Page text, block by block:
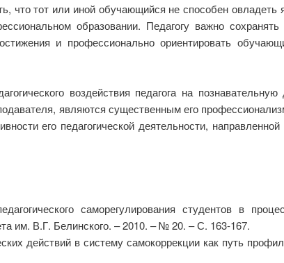
что тот или иной обучающийся не способен
образовании. Педагогу важно
и профессионально ориентировать
воздействия педагога на
являются существенным его
его педагогической деятельности,
саморегулирования студентов в
им. В.Г. Белинского. – 2010. – № 20. – С. 163-167.
действий в систему самокоррекции как путь